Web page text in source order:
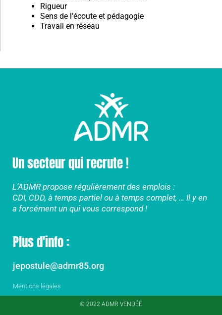
Rigueur
Sens de l’écoute et pédagogie
Travail en réseau
Un secteur qui recrute !
L’ADMR propose régulièrement des emplois :
CDI, CDD, à temps partiel ou à temps complet, … Il y en
a forcément un qui vous correspond !
Plus d'info :
jepostule@admr85.org
Mentions légales
© 2022 ADMR VENDÉE